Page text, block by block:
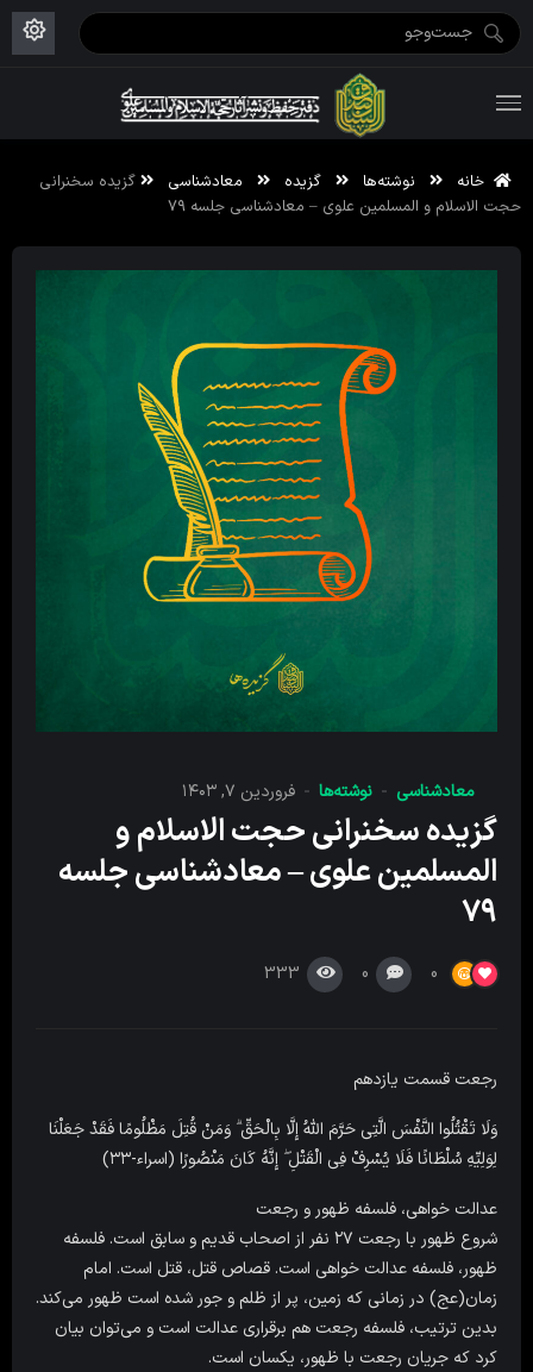
خانه نوشته‌ها گزیده معادشناسی
گزیده سخنرانی
حجت الاسلام و المسلمین علوی – معادشناسی جلسه ۷۹
معادشناسی نوشته‌ها فروردین ۷, ۱۴۰۳
گزیده سخنرانی حجت الاسلام و
المسلمین علوی – معادشناسی جلسه
۷۹
0
0
333
رجعت قسمت یازدهم
وَلَا تَقْتُلُوا النَّفْسَ الَّتِی حَرَّمَ اللَّهُ إِلَّا بِالْحَقِّ ۗ وَمَنْ قُتِلَ مَظْلُومًا فَقَدْ جَعَلْنَا
لِوَلِیِّهِ سُلْطَانًا فَلَا یُسْرِفْ فِی الْقَتْلِ ۖ إِنَّهُ کَانَ مَنْصُورًا (اسراء-۳۳)
عدالت‌ خواهی، فلسفه ظهور و رجعت
شروع ظهور با رجعت ۲۷ نفر از اصحاب قدیم و سابق است. فلسفه
ظهور، فلسفه عدالت خواهی است. قصاص قتل، قتل است. امام
زمان(عج) در زمانی که زمین، پر از ظلم و جور شده است ظهور می‌کند.
بدین ترتیب، فلسفه رجعت هم برقراری عدالت است و می‌توان بیان
کرد که جریان رجعت با ظهور، یکسان است.